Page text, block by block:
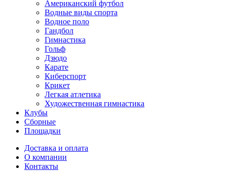
Американский футбол
Водные виды спорта
Водное поло
Гандбол
Гимнастика
Гольф
Дзюдо
Карате
Киберспорт
Крикет
Легкая атлетика
Художественная гимнастика
Клубы
Сборные
Площадки
Доставка и оплата
О компании
Контакты